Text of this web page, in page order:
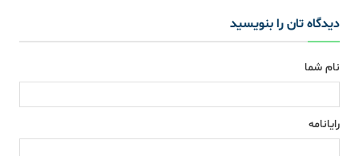
دیدگاه تان را بنویسید
نام شما
رایانامه